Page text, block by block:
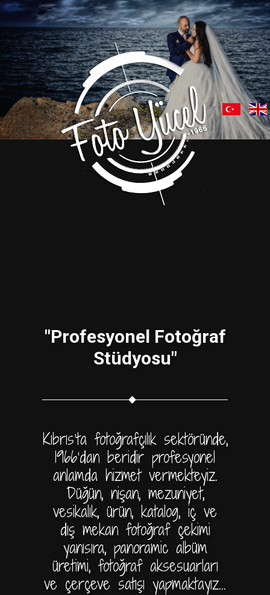
"Profesyonel Fotoğraf
Stüdyosu"
Kıbrıs’ta fotoğrafçılık sektöründe,
1966'dan beridir profesyonel
anlamda hizmet vermekteyiz.
Düğün, nişan, mezuniyet,
vesikalık, ürün, katalog, iç ve
dış mekan fotoğraf çekimi
yanısıra, panoramic albüm
üretimi, fotoğraf aksesuarları
ve çerçeve satışı yapmaktayız...